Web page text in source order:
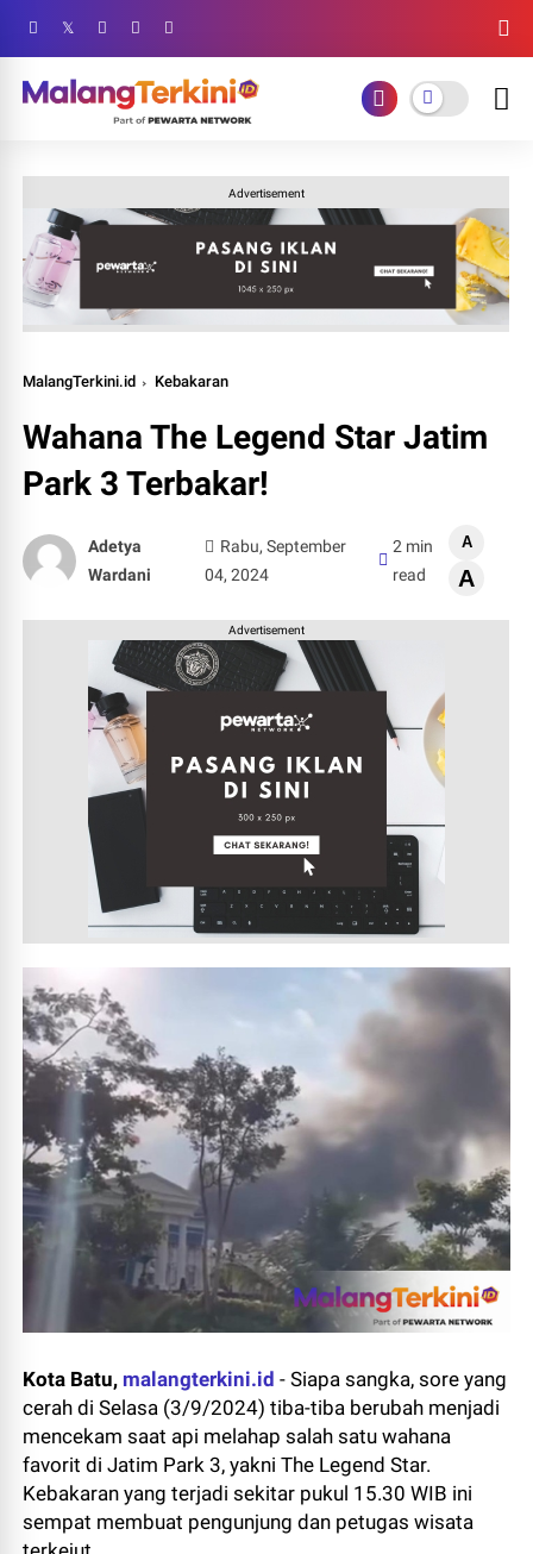
Advertisement
MalangTerkini.id Kebakaran
Wahana The Legend Star Jatim
Park 3 Terbakar!
Adetya
Wardani
Rabu, September
04, 2024
2 min
read
A
A
Advertisement
Kota Batu, malangterkini.id - Siapa sangka, sore yang
cerah di Selasa (3/9/2024) tiba-tiba berubah menjadi
mencekam saat api melahap salah satu wahana
favorit di Jatim Park 3, yakni The Legend Star.
Kebakaran yang terjadi sekitar pukul 15.30 WIB ini
sempat membuat pengunjung dan petugas wisata